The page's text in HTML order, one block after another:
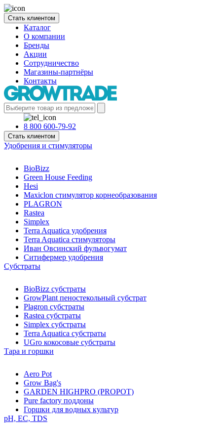
Стать клиентом
Каталог
О компании
Бренды
Акции
Сотрудничество
Магазины-партнёры
Контакты
8 800 600-79-92
Стать клиентом
Удобрения и стимуляторы
BioBizz
Green House Feeding
Hesi
Maxiclon стимулятор корнеобразования
PLAGRON
Rastea
Simplex
Terra Aquatica удобрения
Terra Aquatica стимуляторы
Иван Овсинский фульвогумат
Ситифермер удобрения
Субстраты
BioBizz cубстраты
GrowPlant пеностекольный субстрат
Plagron cубстраты
Rastea cубстраты
Simplex cубстраты
Terra Aquatica cубстраты
UGro кокосовые субстраты
Тара и горшки
Aero Pot
Grow Bag's
GARDEN HIGHPRO (PROPOT)
Pure factory поддоны
Горшки для водных культур
pH, EC, TDS